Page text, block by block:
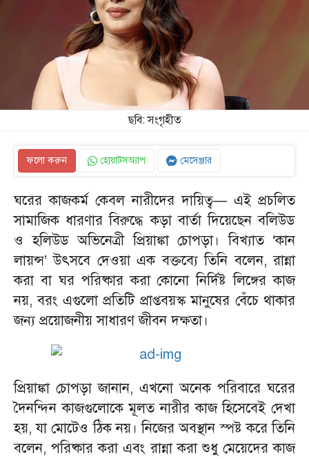
ছবি: সংগৃহীত
ফলো করুন হোয়াটসঅ্যাপ মেসেঞ্জার
ঘরের কাজকর্ম কেবল নারীদের দায়িত্ব— এই প্রচলিত
সামাজিক ধারণার বিরুদ্ধে কড়া বার্তা দিয়েছেন বলিউড
ও হলিউড অভিনেত্রী প্রিয়াঙ্কা চোপড়া। বিখ্যাত ‘কান
লায়ন্স’ উৎসবে দেওয়া এক বক্তব্যে তিনি বলেন, রান্না
করা বা ঘর পরিষ্কার করা কোনো নির্দিষ্ট লিঙ্গের কাজ
নয়, বরং এগুলো প্রতিটি প্রাপ্তবয়স্ক মানুষের বেঁচে থাকার
জন্য প্রয়োজনীয় সাধারণ জীবন দক্ষতা।
প্রিয়াঙ্কা চোপড়া জানান, এখনো অনেক পরিবারে ঘরের
দৈনন্দিন কাজগুলোকে মূলত নারীর কাজ হিসেবেই দেখা
হয়, যা মোটেও ঠিক নয়। নিজের অবস্থান স্পষ্ট করে তিনি
বলেন, পরিষ্কার করা এবং রান্না করা শুধু মেয়েদের কাজ